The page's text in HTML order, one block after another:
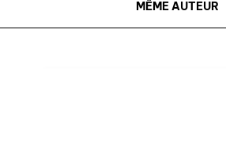
MÊME AUTEUR